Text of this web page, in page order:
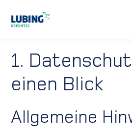
Automatisierung
Klima-Systeme
1.
einen Blick
Allgemeine